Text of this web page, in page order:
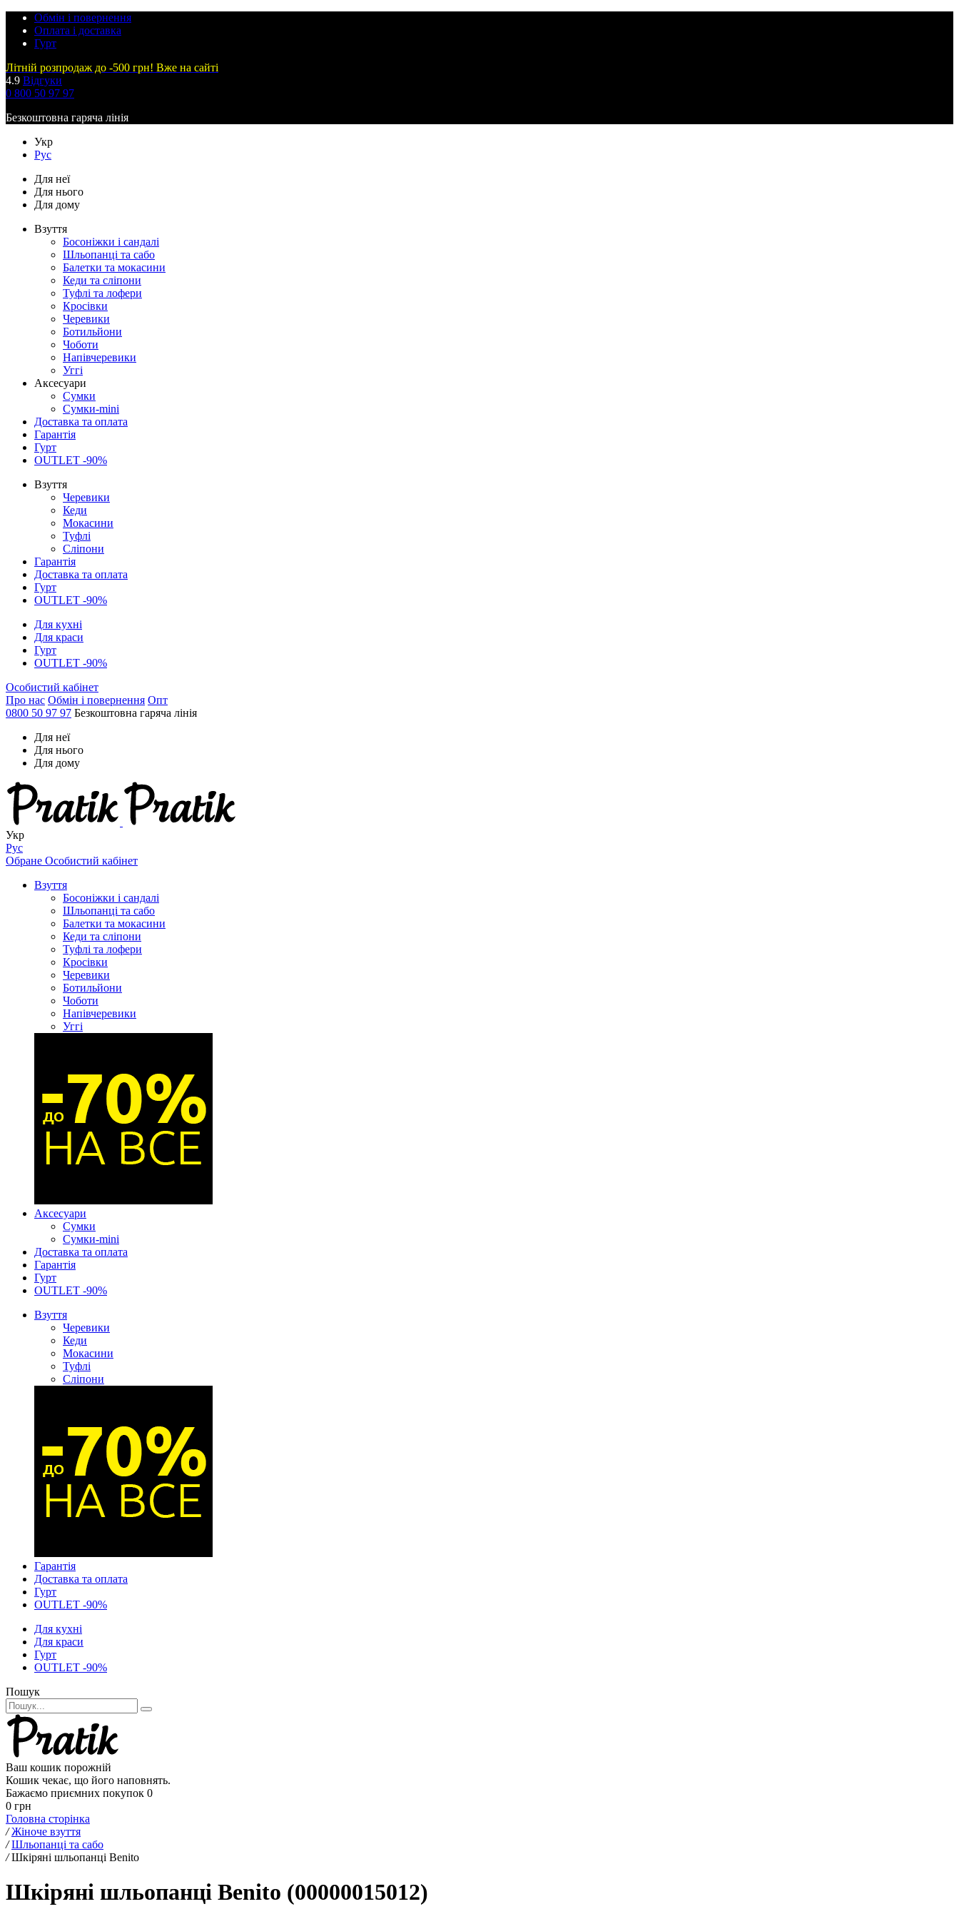
Обмін і повернення
Оплата і доставка
Гурт
Літній розпродаж до -500 грн! Вже на сайті
4.9 Відгуки
0 800 50 97 97
Безкоштовна гаряча лінія
Укр
Рус
Для неї
Для нього
Для дому
Взуття
Босоніжки і сандалі
Шльопанці та сабо
Балетки та мокасини
Кеди та сліпони
Туфлі та лофери
Кросівки
Черевики
Ботильйони
Чоботи
Напівчеревики
Уггі
Аксесуари
Сумки
Сумки-mini
Доставка та оплата
Гарантія
Гурт
OUTLET -90%
Взуття
Черевики
Кеди
Мокасини
Туфлі
Сліпони
Гарантія
Доставка та оплата
Гурт
OUTLET -90%
Для кухні
Для краси
Гурт
OUTLET -90%
Особистий кабінет
Про нас Обмін і повернення Опт
0800 50 97 97 Безкоштовна гаряча лінія
Для неї
Для нього
Для дому
Укр
Рус
Обране Особистий кабінет
Взуття
Босоніжки і сандалі
Шльопанці та сабо
Балетки та мокасини
Кеди та сліпони
Туфлі та лофери
Кросівки
Черевики
Ботильйони
Чоботи
Напівчеревики
Уггі
Аксесуари
Сумки
Сумки-mini
Доставка та оплата
Гарантія
Гурт
OUTLET -90%
Взуття
Черевики
Кеди
Мокасини
Туфлі
Сліпони
Гарантія
Доставка та оплата
Гурт
OUTLET -90%
Для кухні
Для краси
Гурт
OUTLET -90%
Пошук
Ваш кошик порожній
Кошик чекає, що його наповнять.
Бажаємо приємних покупок 0
0 грн
Головна сторінка
/ Жіноче взуття
/ Шльопанці та сабо
/ Шкіряні шльопанці Benito
Шкіряні шльопанці Benito (00000015012)